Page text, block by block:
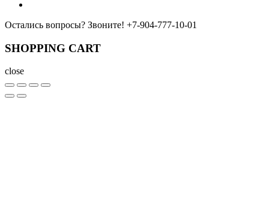
Остались вопросы? Звоните! +7-904-777-10-01
SHOPPING CART
close